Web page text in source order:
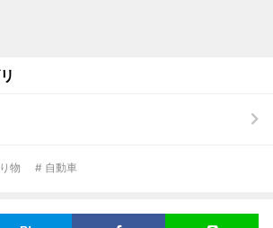
物 # 自動車